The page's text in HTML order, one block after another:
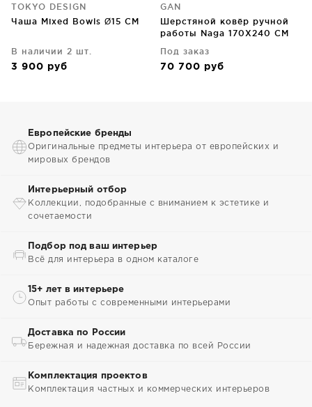
TOKYO DESIGN
Чаша Mixed Bowls Ø15 CM
В наличии 2 шт.
3 900 руб
GAN
Шерстяной ковёр ручной
работы Naga 170X240 CM
Под заказ
70 700 руб
Европейские бренды
Оригинальные предметы интерьера от европейских и
мировых брендов
Интерьерный отбор
Коллекции, подобранные с вниманием к эстетике и
сочетаемости
Подбор под ваш интерьер
Всё для интерьера в одном каталоге
15+ лет в интерьере
Опыт работы с современными интерьерами
Доставка по России
Бережная и надежная доставка по всей России
Комплектация проектов
Комплектация частных и коммерческих интерьеров